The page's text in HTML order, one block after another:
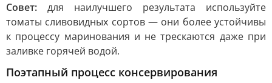
Совет: для наилучшего результата используйте
томаты сливовидных сортов — они более устойчивы
к процессу маринования и не трескаются даже при
заливке горячей водой.
Поэтапный процесс консервирования